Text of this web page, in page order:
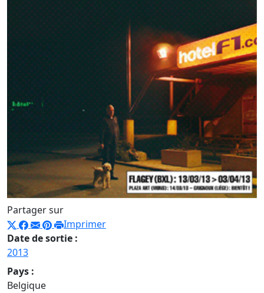
Partager sur
Imprimer
Date de sortie :
2013
Pays :
Belgique